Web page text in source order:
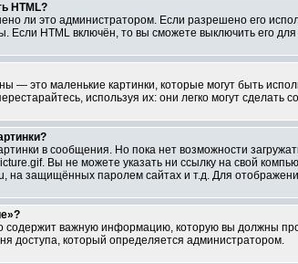
HTML?
ли это администратором. Если разрешено его
Если HTML включён, то вы сможете выключить его
— это маленькие картинки, которые могут быть
используя их: они легко могут
в сообщения. Но пока нет возможности
Вы не можете указать ни ссылку на свой
на защищённых паролем сайтах и т.д. Для
содержит важную информацию, которую вы должны
доступа, который определяется администратором.